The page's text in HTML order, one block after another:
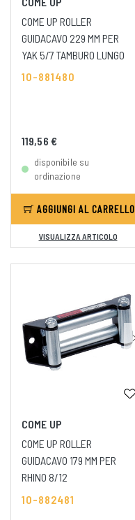
COME UP ROLLER
GUIDACAVO 229 MM PER
YAK 5/7 TAMBURO LUNGO
10-881480
119,56 €
disponibile su
ordinazione
AGGIUNGI AL CARRELLO
VISUALIZZA ARTICOLO
COME UP
COME UP ROLLER
GUIDACAVO 179 MM PER
RHINO 8/12
10-882481